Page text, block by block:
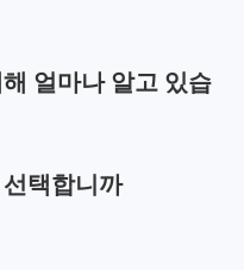
얼마나 알고 있습
택합니까